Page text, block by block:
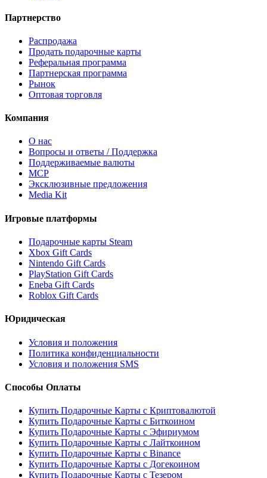
Партнерство
Распродажа
Продать подарочные карты
Реферальная программа
Партнерская программа
Рынок
Оптовая торговля
Компания
О нас
Вопросы и ответы / Поддержка
Поддерживаемые валюты
MCP
Эксклюзивные предложения
Media Kit
Игровые платформы
Подарочные карты Steam
Xbox Gift Cards
Nintendo Gift Cards
PlayStation Gift Cards
Eneba Gift Cards
Roblox Gift Cards
Юридическая
Условия и положения
Политика конфиденциальности
Условия и положения SMS
Способы Оплаты
Купить Подарочные Карты с Криптовалютой
Купить Подарочные Карты с Биткоином
Купить Подарочные Карты с Эфириумом
Купить Подарочные Карты с Лайткоином
Купить Подарочные Карты с Binance
Купить Подарочные Карты с Догекоином
Купить Подарочные Карты с Тезером